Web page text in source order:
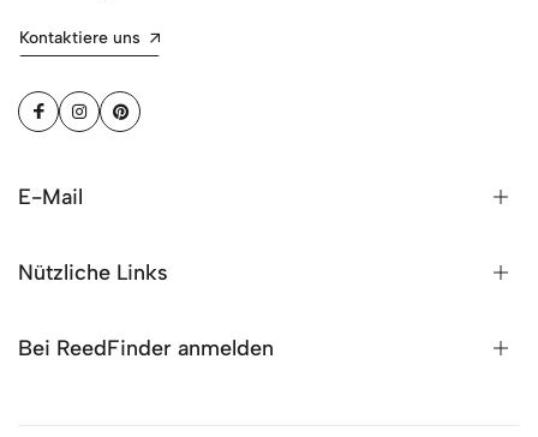
Kontaktiere uns
E-Mail
Nützliche Links
Bei ReedFinder anmelden